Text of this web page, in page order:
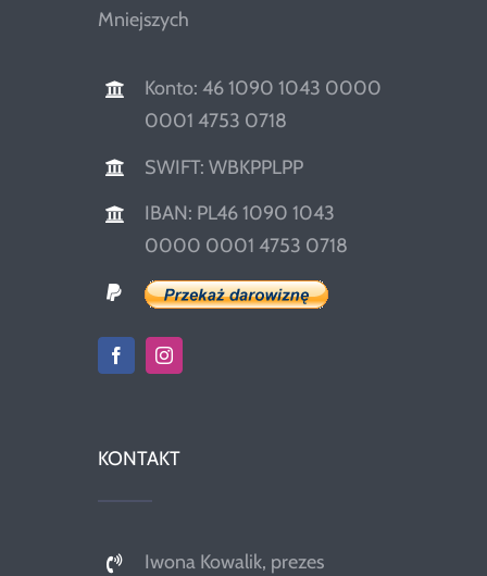
Mniejszych
Konto: 46 1090 1043 0000
0001 4753 0718
SWIFT: WBKPPLPP
IBAN: PL46 1090 1043
0000 0001 4753 0718
KONTAKT
Iwona Kowalik, prezes